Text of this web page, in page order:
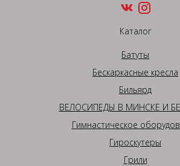
Каталог
Батуты
Бескаркасные кресла
Бильярд
ВЕЛОСИПЕДЫ В МИНСКЕ И
Гимнастическое
Гироскутеры
Грили